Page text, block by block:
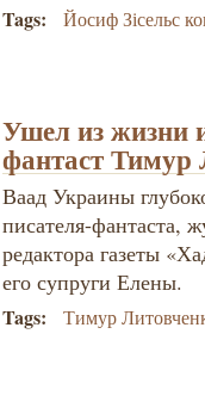
Tags: Йосиф Зісельс
Ушел из жизни
фантаст Тимур
Ваад Украины
писателя-фантаста,
редактора газеты
его супруги Елены.
Tags: Тимур